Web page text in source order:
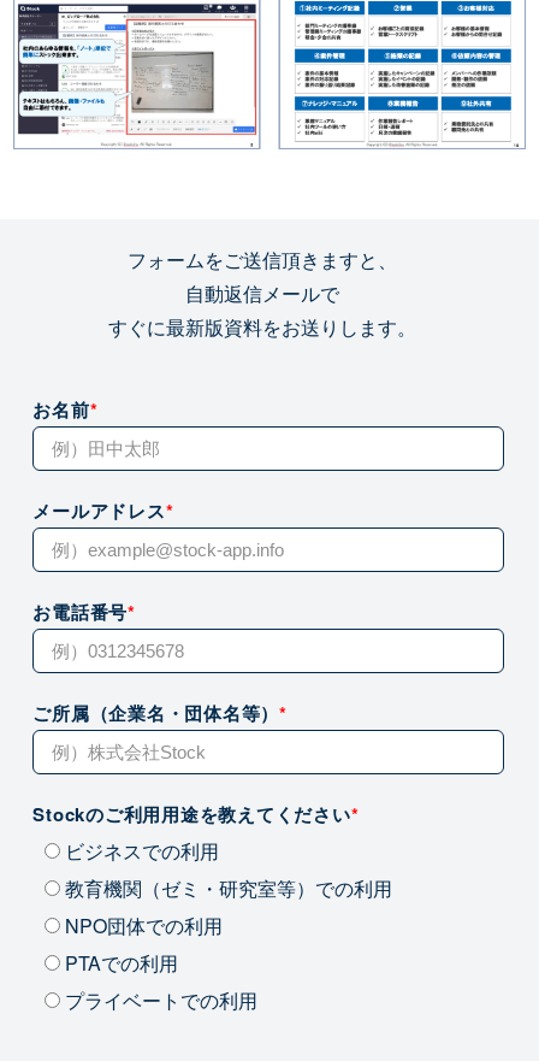
フォームをご送信頂きますと、
自動返信メールで
すぐに最新版資料をお送りします。
お名前*
メールアドレス*
お電話番号*
ご所属（企業名・団体名等）*
Stockのご利用用途を教えてください*
ビジネスでの利用
教育機関（ゼミ・研究室等）での利用
NPO団体での利用
PTAでの利用
プライベートでの利用